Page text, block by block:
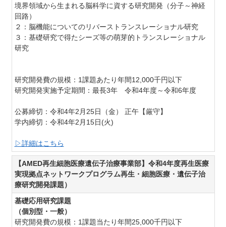
境界領域から生まれる脳科学に資する研究開発（分子～神経
回路）
２： 脳機能についてのリバーストランスレーショナル研究
３： 基礎研究で得たシーズ等の萌芽的トランスレーショナル
研究
研究開発費の規模：1課題あたり年間12,000千円以下
研究開発実施予定期間： 最長3年 令和4年度～令和6年度
公募締切： 令和4年2月25日（金） 正午【厳守】
学内締切：令和4年2月15日(火)
▷詳細はこちら
【AMED再生細胞医療遺伝子治療事業部】令和4年度再生医療
実現拠点ネットワークプログラム再生・細胞医療・遺伝子治
療研究開発課題）
基礎応用研究課題
（個別型・一般）
研究開発費の規模： 1課題当たり年間25,000千円以下